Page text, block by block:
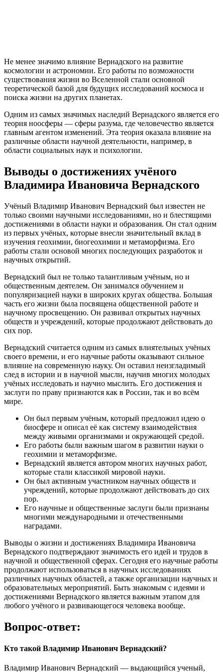
Не менее значимо влияние Вернадского на развитие
космологии и астрономии. Его работы по возможности
существования жизни во Вселенной стали основной
теоретической базой для будущих исследований космоса и
поиска жизни на других планетах.
Одним из самых значимых наследий Вернадского является его
теория ноосферы — сферы разума, где человечество является
главным агентом изменений. Эта теория оказала влияние на
различные области научной деятельности, например, в
области социальных наук и психологии.
Выводы о достижениях учёного
Владимира Ивановича Вернадского
Учёный Владимир Иванович Вернадский был известен не
только своими научными исследованиями, но и блестящими
достижениями в области науки и образования. Он стал одним
из первых учёных, которые внесли значительный вклад в
изучения геохимии, биогеохимии и метаморфизма. Его
работы стали основой многих последующих разработок и
научных открытий.
Вернадский был не только талантливым учёным, но и
общественным деятелем. Он занимался обучением и
популяризацией науки в широких кругах общества. Большая
часть его жизни была посвящена общественной работе и
научному просвещению. Он развивал открытых научных
обществ и учреждений, которые продолжают действовать до
сих пор.
Вернадский считается одним из самых влиятельных учёных
своего времени, и его научные работы оказывают сильное
влияние на современную науку. Он оставил неизгладимый
след в истории и в научной мысли, научив многих молодых
учёных исследовать и научно мыслить. Его достижения и
заслуги по праву признаются как в России, так и во всём
мире.
Он был первым учёным, который предложил идею о
биосфере и описал её как систему взаимодействия
между живыми организмами и окружающей средой.
Его работы были важным шагом в развитии науки о
геохимии и метаморфизме.
Вернадский является автором многих научных работ,
которые стали классикой мировой науки.
Он был активным участником научных обществ и
учреждений, которые продолжают действовать до сих
пор.
Его научные и общественные заслуги были признаны
многими международными и отечественными
наградами.
Выводы о жизни и достижениях Владимира Ивановича
Вернадского подтверждают значимость его идей и трудов в
научной и общественной сферах. Сегодня его научные работы
продолжают использоваться в научных исследованиях
различных научных областей, а также организации научных и
образовательных мероприятий. Быть знакомым с идеями и
достижениями Вернадского является важным этапом для
любого учёного и развивающегося человека вообще.
Вопрос-ответ:
Кто такой Владимир Иванович Вернадский?
Владимир Иванович Вернадский — выдающийся ученый,